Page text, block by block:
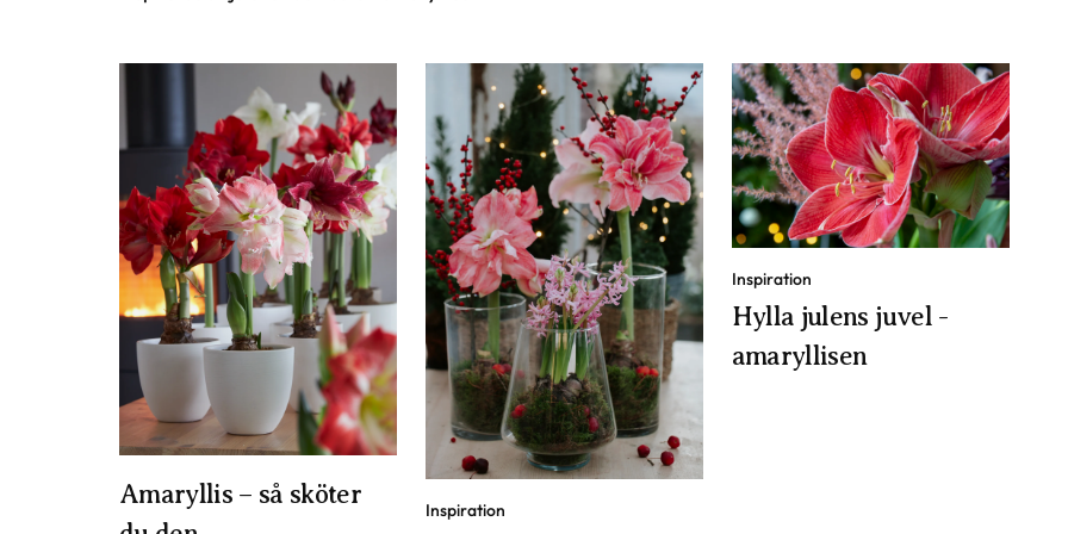
Amaryllis – så sköter
Inspiration
Inspiration
Hylla julens juvel -
amaryllisen